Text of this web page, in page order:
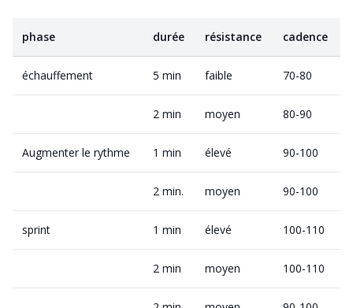
phase durée résistance cadence
échauffement 5 min faible 70-80
2 min moyen 80-90
Augmenter le rythme 1 min élevé 90-100
2 min. moyen 90-100
sprint 1 min élevé 100-110
2 min moyen 100-110